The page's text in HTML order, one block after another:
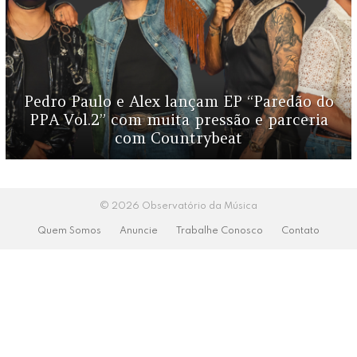
Pedro Paulo e Alex lançam EP “Paredão do
PPA Vol.2” com muita pressão e parceria
com Countrybeat
© 2026 Observatório da Música
Quem Somos Anuncie Trabalhe Conosco Contato